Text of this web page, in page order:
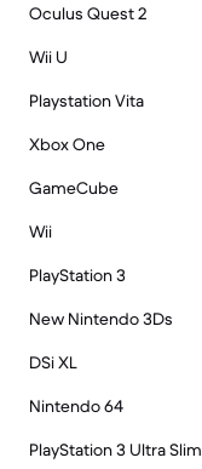
Oculus Quest 2
Wii U
Playstation Vita
Xbox One
GameCube
Wii
PlayStation 3
New Nintendo 3Ds
DSi XL
Nintendo 64
PlayStation 3 Ultra Slim